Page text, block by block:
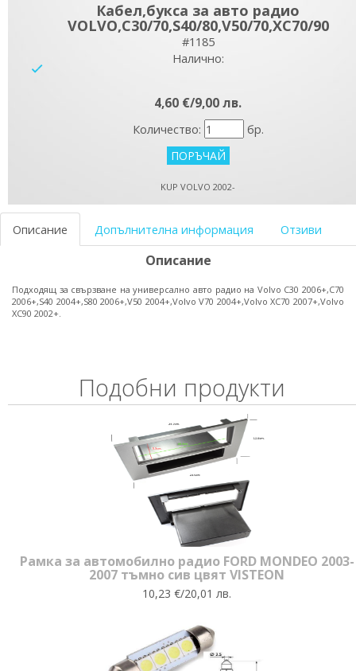
Кабел,букса за авто радио
VOLVO,C30/70,S40/80,V50/70,XC70/90
#1185
Налично:
4,60 €/9,00 лв.
Количество: бр.
KUP VOLVO 2002-
Описание Допълнителна информация Отзиви
Описание
Подходящ за свързване на универсално авто радио на Volvo C30 2006+,C70
2006+,S40 2004+,S80 2006+,V50 2004+,Volvo V70 2004+,Volvo XC70 2007+,Volvo
XC90 2002+.
Подобни продукти
Рамка за автомобилно радио FORD MONDEO 2003-
2007 тъмно сив цвят VISTEON
10,23 €/20,01 лв.